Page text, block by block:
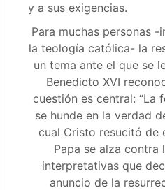
y a sus exigencias.
Para muchas personas
la teología católica- la
un tema ante el que se
Benedicto XVI
cuestión es central: “La
se hunde en la verdad
cual Cristo resucitó de
Papa se alza contra
interpretativas que
anuncio de la